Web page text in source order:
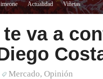
Actualidad Viñetas
va a
Mercado, Opinión